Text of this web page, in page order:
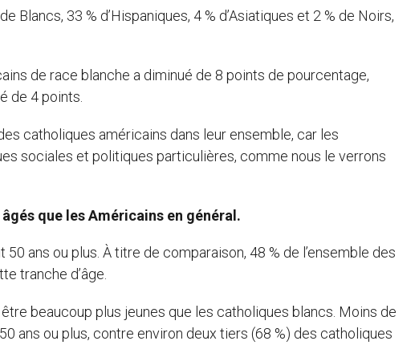
33 % d’Hispaniques, 4 % d’Asiatiques et 2 % de Noirs,
de race blanche a diminué de 8 points de pourcentage,
de 4 points.
catholiques américains dans leur ensemble, car les
sociales et politiques particulières, comme nous le verrons
que les Américains en général.
ans ou plus. À titre de comparaison, 48 % de l’ensemble des
tranche d’âge.
beaucoup plus jeunes que les catholiques blancs. Moins de
ans ou plus, contre environ deux tiers (68 %) des catholiques